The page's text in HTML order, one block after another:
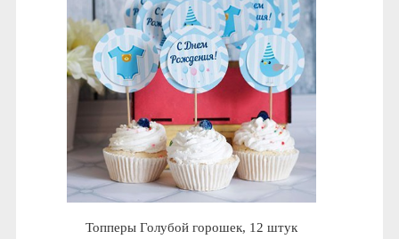
Топперы Голубой горошек, 12 штук